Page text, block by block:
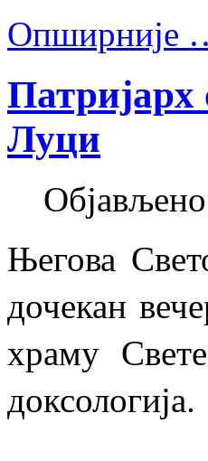
Опширније
Патријарх
Луци
Његова
дочекан
храму
доксологија.